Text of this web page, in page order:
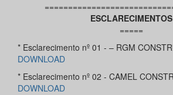
ESCLARECIMENTOS
=====
* Esclarecimento nº 01 - – RGM
DOWNLOAD
* Esclarecimento nº 02 - CAMEL
DOWNLOAD